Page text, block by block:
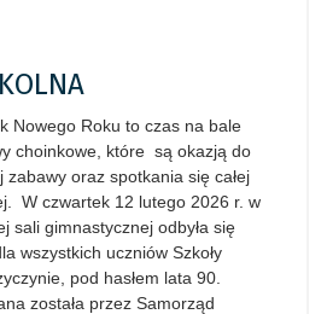
Nowego Roku to czas na bale
choinkowe, które są okazją do
oraz spotkania się całej
W czwartek 12 lutego 2026 r. w
sali gimnastycznej odbyła się
wszystkich uczniów Szkoły
pod hasłem lata 90.
została przez Samorząd